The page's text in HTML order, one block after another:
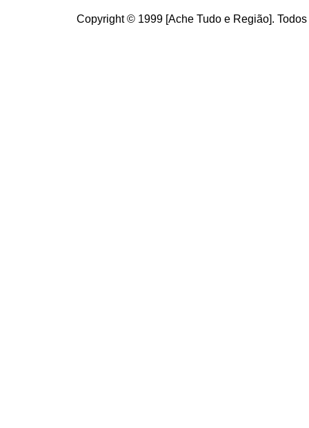
Copyright © 1999 [Ache Tudo e Região].